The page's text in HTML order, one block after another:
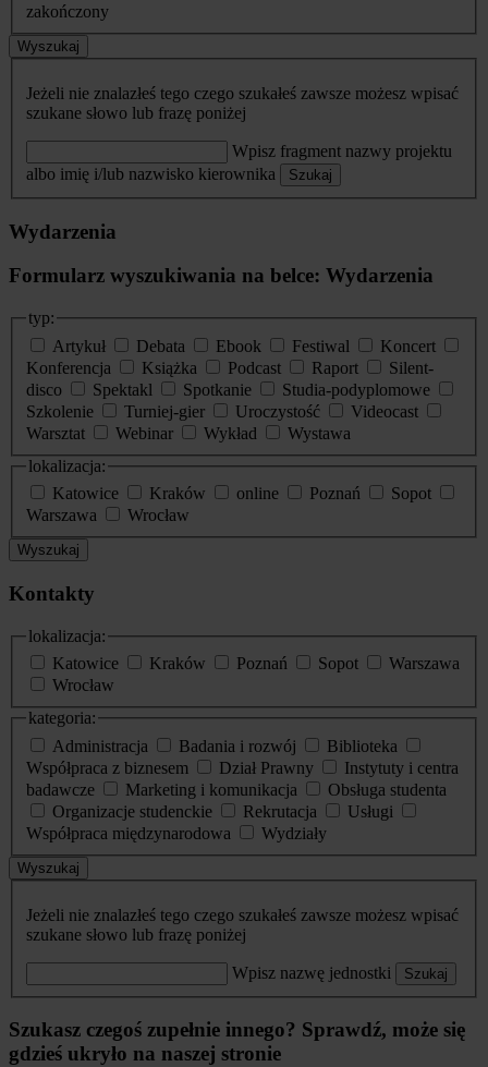
zakończony
Wyszukaj
Jeżeli nie znalazłeś tego czego szukałeś zawsze możesz wpisać
szukane słowo lub frazę poniżej
Wpisz fragment nazwy projektu
albo imię i/lub nazwisko kierownika
Szukaj
Wydarzenia
Formularz wyszukiwania na belce: Wydarzenia
typ:
Artykuł
Debata Ebook Festiwal
Koncert
Konferencja
Książka Podcast Raport
Silent-
disco
Spektakl Spotkanie
Studia-podyplomowe
Szkolenie
Turniej-gier Uroczystość
Videocast
Warsztat
Webinar Wykład
Wystawa
lokalizacja:
Katowice
Kraków online Poznań
Sopot
Warszawa
Wrocław
Wyszukaj
Kontakty
lokalizacja:
Katowice
Kraków Poznań Sopot
Warszawa
Wrocław
kategoria:
Administracja
Badania i rozwój
Biblioteka
Współpraca z biznesem
Dział Prawny
Instytuty i centra
badawcze
Marketing i komunikacja
Obsługa studenta
Organizacje studenckie
Rekrutacja
Usługi
Współpraca międzynarodowa
Wydziały
Wyszukaj
Jeżeli nie znalazłeś tego czego szukałeś zawsze możesz wpisać
szukane słowo lub frazę poniżej
Wpisz nazwę jednostki Szukaj
Szukasz czegoś zupełnie innego? Sprawdź, może się
gdzieś ukryło na naszej stronie